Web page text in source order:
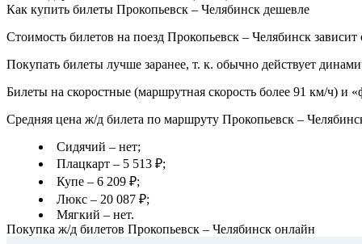
Как купить билеты Прокопьевск – Челябинск дешевле
Стоимость билетов на поезд Прокопьевск – Челябинск
Покупать билеты лучше заранее, т. к. обычно действует
Билеты на скоростные (маршрутная скорость более 91 км/ч)
Средняя цена ж/д билета по маршруту Прокопьевск –
Сидячий – нет;
Плацкарт – 5 513 ₽;
Купе – 6 209 ₽;
Люкс – 20 087 ₽;
Мягкий – нет.
Покупка ж/д билетов Прокопьевск – Челябинск онлайн